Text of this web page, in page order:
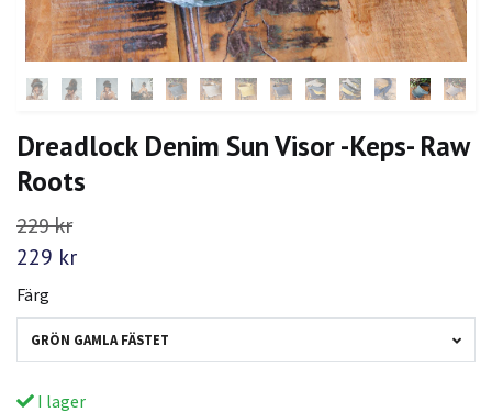
Dreadlock Denim Sun Visor -Keps- Raw
Roots
229 kr
229 kr
Färg
GRÖN GAMLA FÄSTET
I lager